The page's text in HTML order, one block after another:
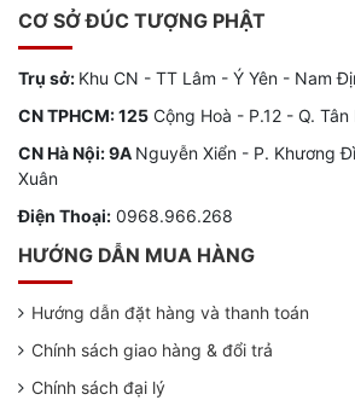
CƠ SỞ ĐÚC TƯỢNG PHẬT
Trụ sở: Khu CN - TT Lâm - Ý Yên - Nam
CN TPHCM: 125 Cộng Hoà - P.12 - Q. Tân
CN Hà Nội: 9A Nguyễn Xiển - P. Khương
Xuân
Điện Thoại: 0968.966.268
HƯỚNG DẪN MUA HÀNG
Hướng dẫn đặt hàng và thanh toán
Chính sách giao hàng & đổi trả
Chính sách đại lý